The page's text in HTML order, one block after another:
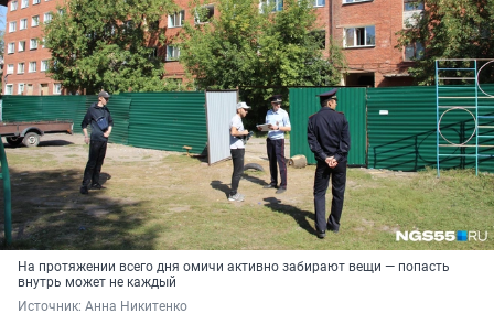
На протяжении всего дня омичи активно забирают вещи — попасть
внутрь может не каждый
Источник: Анна Никитенко